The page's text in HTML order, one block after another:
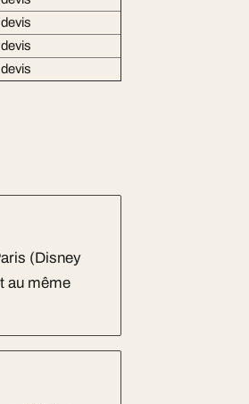
(Disney
au même